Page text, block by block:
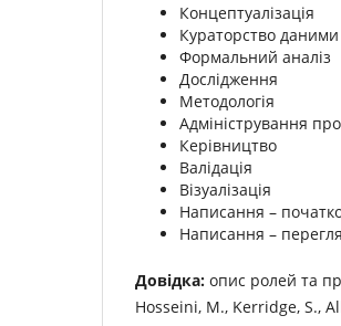
Концептуалізація
Кураторство даними
Формальний аналіз
Дослідження
Методологія
Адміністрування
Керівництво
Валідація
Візуалізація
Написання –
Написання –
Довідка: опис ролей та
Hosseini, M., Kerridge, S.,